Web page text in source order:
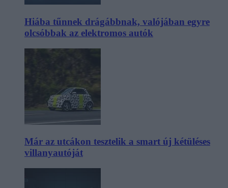
Hiába tűnnek drágábbnak, valójában egyre
olcsóbbak az elektromos autók
Már az utcákon tesztelik a smart új kétüléses
villanyautóját